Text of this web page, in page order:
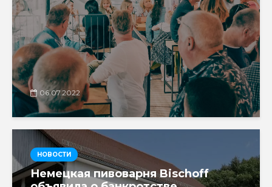
06.07.2022
НОВОСТИ
Немецкая пивоварня Bischoff